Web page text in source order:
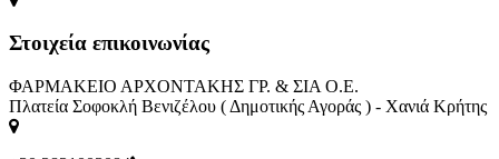
Στοιχεία επικοινωνίας
ΦΑΡΜΑΚΕΙΟ ΑΡΧΟΝΤΑΚΗΣ ΓΡ. & ΣΙΑ Ο.Ε.
Πλατεία Σοφοκλή Βενιζέλου ( Δημοτικής Αγοράς ) - Χανιά Κρήτης